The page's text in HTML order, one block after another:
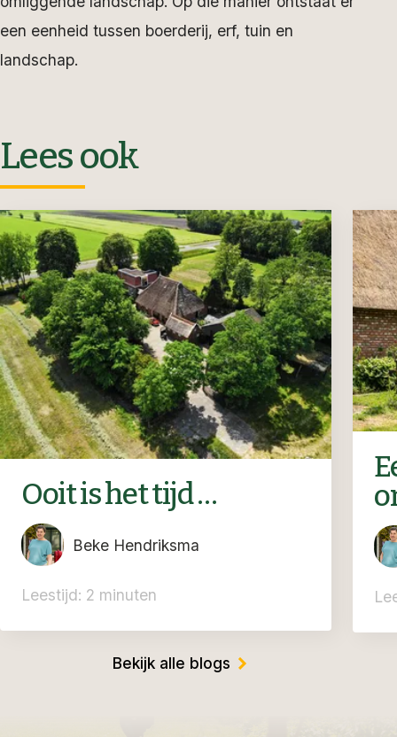
een eenheid tussen boerderij, erf, tuin en
landschap.
Lees ook
Ooit is het tijd …
Beke Hendriksma
Leestijd: 2 minuten
Bekijk alle blogs